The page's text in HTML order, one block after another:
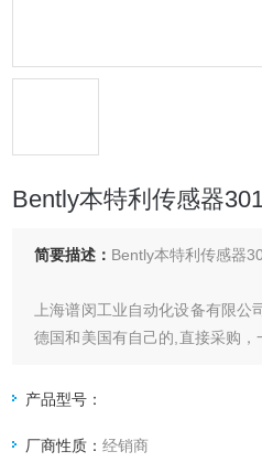
Bently本特利传感器
简要描述： Bently本特利传感器
上海谱闵工业自动化设备有限公
德国和美国有自己的,直接采购
货给我们提供固定折扣，确保我
产品型号：
厂商性质：经销商